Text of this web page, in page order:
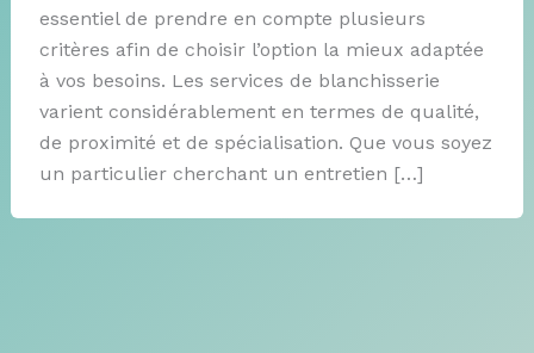
essentiel de prendre en compte plusieurs
critères afin de choisir l’option la mieux adaptée
à vos besoins. Les services de blanchisserie
varient considérablement en termes de qualité,
de proximité et de spécialisation. Que vous soyez
un particulier cherchant un entretien […]